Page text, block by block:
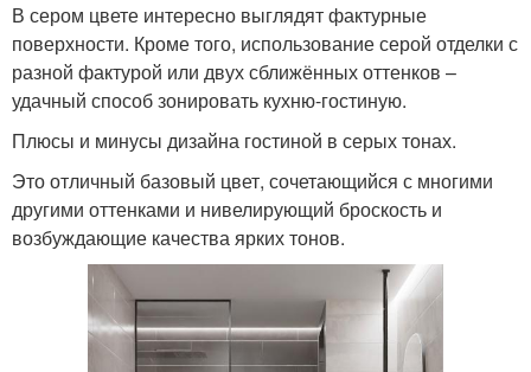
В сером цвете интересно выглядят фактурные
поверхности. Кроме того, использование серой отделки с
разной фактурой или двух сближённых оттенков –
удачный способ зонировать кухню-гостиную.
Плюсы и минусы дизайна гостиной в серых тонах.
Это отличный базовый цвет, сочетающийся с многими
другими оттенками и нивелирующий броскость и
возбуждающие качества ярких тонов.